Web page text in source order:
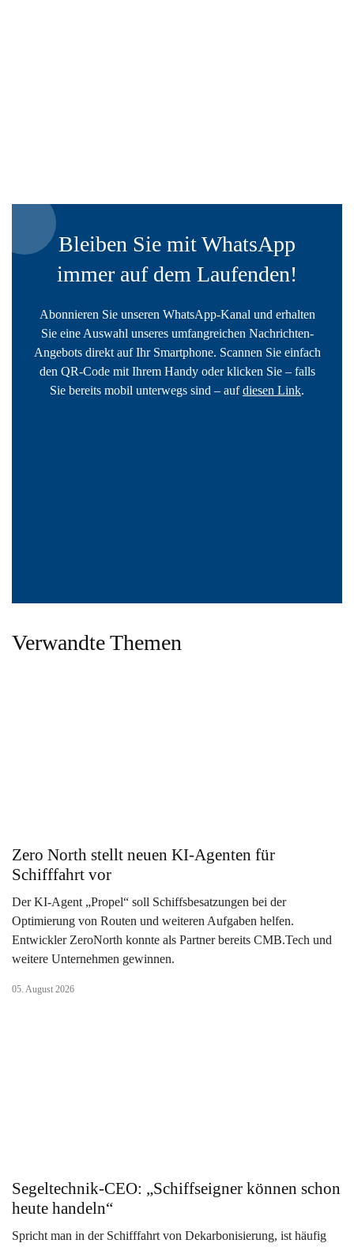
Bleiben Sie mit WhatsApp
immer auf dem Laufenden!
Abonnieren Sie unseren WhatsApp-Kanal und erhalten
Sie eine Auswahl unseres umfangreichen Nachrichten-
Angebots direkt auf Ihr Smartphone. Scannen Sie einfach
den QR-Code mit Ihrem Handy oder klicken Sie – falls
Sie bereits mobil unterwegs sind – aufdiesen Link.
Verwandte Themen
Zero North stellt neuen KI-Agenten für
Schifffahrt vor
Der KI-Agent „Propel“ soll Schiffsbesatzungen bei der
Optimierung von Routen und weiteren Aufgaben helfen.
Entwickler ZeroNorth konnte als Partner bereits CMB.Tech und
weitere Unternehmen gewinnen.
05. August 2026
Segeltechnik-CEO: „Schiffseigner können schon
heute handeln“
Spricht man in der Schifffahrt von Dekarbonisierung, ist häufig